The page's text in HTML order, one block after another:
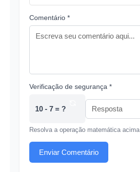
Comentário *
Verificação de segurança *
10 - 7 = ?
Resolva a operação matemática acima
Enviar Comentário